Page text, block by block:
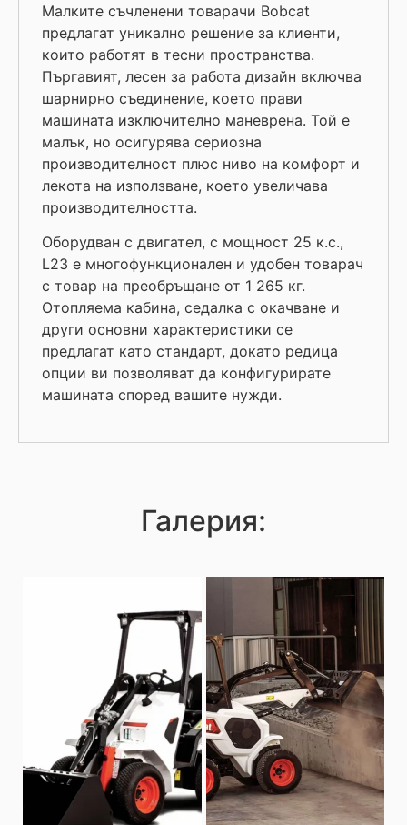
Малките съчленени товарачи Bobcat
предлагат уникално решение за клиенти,
които работят в тесни пространства.
Пъргавият, лесен за работа дизайн включва
шарнирно съединение, което прави
машината изключително маневрена. Той е
малък, но осигурява сериозна
производителност плюс ниво на комфорт и
лекота на използване, което увеличава
производителността.
Оборудван с двигател, с мощност 25 к.с.,
L23 е многофункционален и удобен товарач
с товар на преобръщане от 1 265 кг.
Отопляема кабина, седалка с окачване и
други основни характеристики се
предлагат като стандарт, докато редица
опции ви позволяват да конфигурирате
машината според вашите нужди.
Галерия: